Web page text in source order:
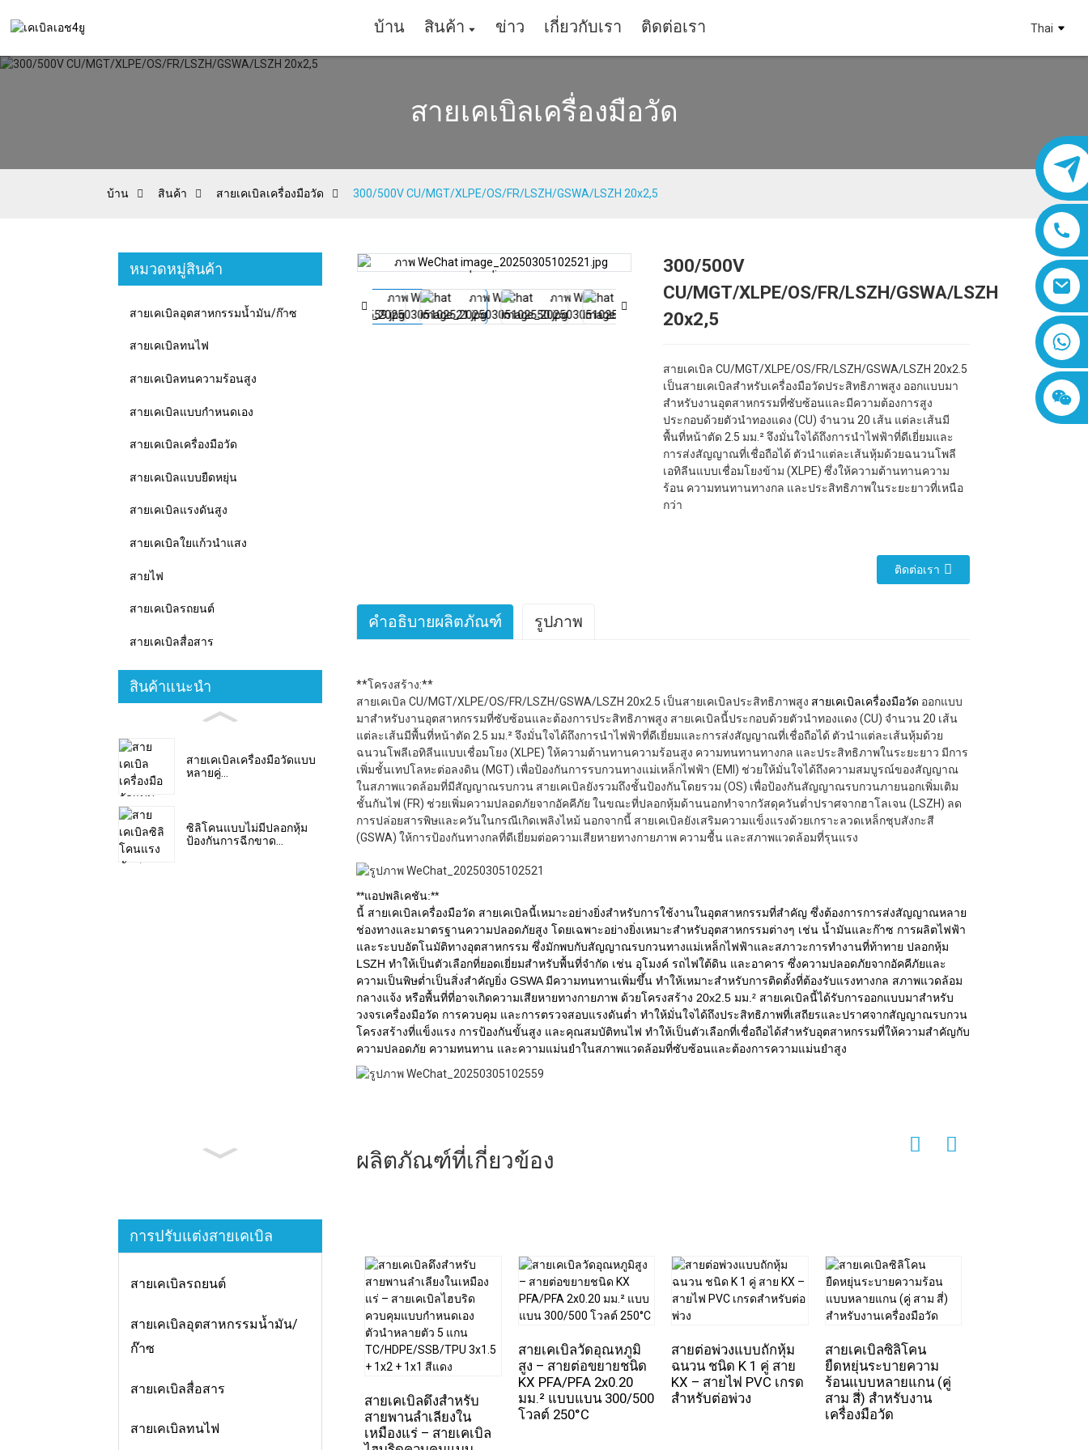
บ้าน สินค้า ข่าว เกี่ยวกับเรา ติดต่อเรา Thai
สายเคเบิลเครื่องมือวัด
บ้าน สินค้า สายเคเบิลเครื่องมือวัด 300/500V CU/MGT/XLPE/OS/FR/LSZH/GSWA/LSZH 20х2,5
หมวดหมู่สินค้า
สายเคเบิลอุตสาหกรรมน้ำมัน/ก๊าซ
สายเคเบิลทนไฟ
สายเคเบิลทนความร้อนสูง
สายเคเบิลแบบกำหนดเอง
สายเคเบิลเครื่องมือวัด
สายเคเบิลแบบยืดหยุ่น
สายเคเบิลแรงดันสูง
สายเคเบิลใยแก้วนำแสง
สายไฟ
สายเคเบิลรถยนต์
สายเคเบิลสื่อสาร
สินค้าแนะนำ
สายเคเบิลเครื่องมือวัดแบบ
หลายคู่...
ซิลิโคนแบบไม่มีปลอกหุ้ม
ป้องกันการฉีกขาด...
การปรับแต่งสายเคเบิล
สายเคเบิลรถยนต์
สายเคเบิลอุตสาหกรรมน้ำมัน/
ก๊าซ
สายเคเบิลสื่อสาร
สายเคเบิลทนไฟ
Loading...
Loading... Loading...
Loading... Loading...
Loading...
300/500V
CU/MGT/XLPE/OS/FR/LSZH/GSWA/LSZH
20х2,5
สายเคเบิล CU/MGT/XLPE/OS/FR/LSZH/GSWA/LSZH 20x2.5
เป็นสายเคเบิลสำหรับเครื่องมือวัดประสิทธิภาพสูง ออกแบบมา
สำหรับงานอุตสาหกรรมที่ซับซ้อนและมีความต้องการสูง
ประกอบด้วยตัวนำทองแดง (CU) จำนวน 20 เส้น แต่ละเส้นมี
พื้นที่หน้าตัด 2.5 มม.² จึงมั่นใจได้ถึงการนำไฟฟ้าที่ดีเยี่ยมและ
การส่งสัญญาณที่เชื่อถือได้ ตัวนำแต่ละเส้นหุ้มด้วยฉนวนโพลี
เอทิลีนแบบเชื่อมโยงข้าม (XLPE) ซึ่งให้ความต้านทานความ
ร้อน ความทนทานทางกล และประสิทธิภาพในระยะยาวที่เหนือ
กว่า
ติดต่อเรา
คำอธิบายผลิตภัณฑ์ รูปภาพ
**โครงสร้าง:**
สายเคเบิล CU/MGT/XLPE/OS/FR/LSZH/GSWA/LSZH 20x2.5 เป็นสายเคเบิลประสิทธิภาพสูง สายเคเบิลเครื่องมือวัด ออกแบบ
มาสำหรับงานอุตสาหกรรมที่ซับซ้อนและต้องการประสิทธิภาพสูง สายเคเบิลนี้ประกอบด้วยตัวนำทองแดง (CU) จำนวน 20 เส้น
แต่ละเส้นมีพื้นที่หน้าตัด 2.5 มม.² จึงมั่นใจได้ถึงการนำไฟฟ้าที่ดีเยี่ยมและการส่งสัญญาณที่เชื่อถือได้ ตัวนำแต่ละเส้นหุ้มด้วย
ฉนวนโพลีเอทิลีนแบบเชื่อมโยง (XLPE) ให้ความต้านทานความร้อนสูง ความทนทานทางกล และประสิทธิภาพในระยะยาว มีการ
เพิ่มชั้นเทปโลหะต่อลงดิน (MGT) เพื่อป้องกันการรบกวนทางแม่เหล็กไฟฟ้า (EMI) ช่วยให้มั่นใจได้ถึงความสมบูรณ์ของสัญญาณ
ในสภาพแวดล้อมที่มีสัญญาณรบกวน สายเคเบิลยังรวมถึงชั้นป้องกันโดยรวม (OS) เพื่อป้องกันสัญญาณรบกวนภายนอกเพิ่มเติม
ชั้นกันไฟ (FR) ช่วยเพิ่มความปลอดภัยจากอัคคีภัย ในขณะที่ปลอกหุ้มด้านนอกทำจากวัสดุควันต่ำปราศจากฮาโลเจน (LSZH) ลด
การปล่อยสารพิษและควันในกรณีเกิดเพลิงไหม้ นอกจากนี้ สายเคเบิลยังเสริมความแข็งแรงด้วยเกราะลวดเหล็กชุบสังกะสี
(GSWA) ให้การป้องกันทางกลที่ดีเยี่ยมต่อความเสียหายทางกายภาพ ความชื้น และสภาพแวดล้อมที่รุนแรง
**แอปพลิเคชัน:**
นี้ สายเคเบิลเครื่องมือวัด สายเคเบิลนี้เหมาะอย่างยิ่งสำหรับการใช้งานในอุตสาหกรรมที่สำคัญ ซึ่งต้องการการส่งสัญญาณหลาย
ช่องทางและมาตรฐานความปลอดภัยสูง โดยเฉพาะอย่างยิ่งเหมาะสำหรับอุตสาหกรรมต่างๆ เช่น น้ำมันและก๊าซ การผลิตไฟฟ้า
และระบบอัตโนมัติทางอุตสาหกรรม ซึ่งมักพบกับสัญญาณรบกวนทางแม่เหล็กไฟฟ้าและสภาวะการทำงานที่ท้าทาย ปลอกหุ้ม
LSZH ทำให้เป็นตัวเลือกที่ยอดเยี่ยมสำหรับพื้นที่จำกัด เช่น อุโมงค์ รถไฟใต้ดิน และอาคาร ซึ่งความปลอดภัยจากอัคคีภัยและ
ความเป็นพิษต่ำเป็นสิ่งสำคัญยิ่ง GSWA มีความทนทานเพิ่มขึ้น ทำให้เหมาะสำหรับการติดตั้งที่ต้องรับแรงทางกล สภาพแวดล้อม
กลางแจ้ง หรือพื้นที่ที่อาจเกิดความเสียหายทางกายภาพ ด้วยโครงสร้าง 20x2.5 มม.² สายเคเบิลนี้ได้รับการออกแบบมาสำหรับ
วงจรเครื่องมือวัด การควบคุม และการตรวจสอบแรงดันต่ำ ทำให้มั่นใจได้ถึงประสิทธิภาพที่เสถียรและปราศจากสัญญาณรบกวน
โครงสร้างที่แข็งแรง การป้องกันขั้นสูง และคุณสมบัติทนไฟ ทำให้เป็นตัวเลือกที่เชื่อถือได้สำหรับอุตสาหกรรมที่ให้ความสำคัญกับ
ความปลอดภัย ความทนทาน และความแม่นยำในสภาพแวดล้อมที่ซับซ้อนและต้องการความแม่นยำสูง
ผลิตภัณฑ์ที่เกี่ยวข้อง
สายเคเบิลดึงสำหรับ
สายพานลำเลียงใน
เหมืองแร่ – สายเคเบิล
สายเคเบิลวัดอุณหภูมิ
สูง – สายต่อขยายชนิด
KX PFA/PFA 2x0.20
มม.² แบบแบน 300/500
โวลต์ 250°C
สายต่อพ่วงแบบถักหุ้ม
ฉนวน ชนิด K 1 คู่ สาย
KX – สายไฟ PVC เกรด
สำหรับต่อพ่วง
สายเคเบิลซิลิโคน
ยืดหยุ่นระบายความ
ร้อนแบบหลายแกน (คู่
สาม สี่) สำหรับงาน
เครื่องมือวัด